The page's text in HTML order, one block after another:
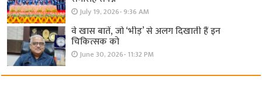
July 19, 2026- 9:36 AM
वे खास बातें, जो ‘भीड़’ से अलग दिखाती हैं इन
चिकित्सक को
June 30, 2026- 11:32 PM